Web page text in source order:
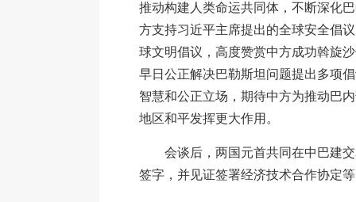
推动构建人类命运共同体，不断深化
方支持习近平主席提出的全球安全倡
球文明倡议，高度赞赏中方成功斡旋
早日公正解决巴勒斯坦问题提出多项
智慧和公正立场，期待中方为推动巴
地区和平发挥更大作用。
会谈后，两国元首共同在中巴建
签字，并见证签署经济技术合作协定